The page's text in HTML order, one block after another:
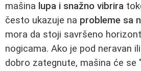
mašina lupa i snažno vibrira
često ukazuje na probleme sa
mora da stoji savršeno
nogicama. Ako je pod neravan
dobro zategnute, mašina će se